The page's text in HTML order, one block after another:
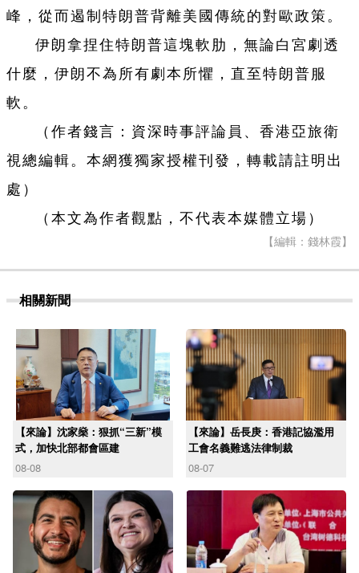
峰，從而遏制特朗普背離美國傳統的對歐政策。
伊朗拿捏住特朗普這塊軟肋，無論白宮劇透
什麼，伊朗不為所有劇本所懼，直至特朗普服
軟。
（作者錢言：資深時事評論員、香港亞旅衛
視總編輯。本網獲獨家授權刊發，轉載請註明出
處）
（本文為作者觀點，不代表本媒體立場）
【編輯：錢林霞】
相關新聞
【來論】沈家燊：狠抓“三新”模
式，加快北部都會區建
08-08
【來論】岳長庚：香港記協濫用
工會名義難逃法律制裁
08-07